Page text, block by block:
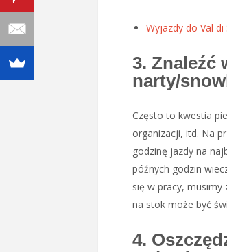
Wyjazdy do Val di
3. Znaleźć
narty/
Często to kwestia
organizacji, itd. Na
godzinę jazdy na
późnych godzin
się w pracy, musimy
na stok może być
4.